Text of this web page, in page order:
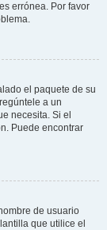
errónea. Por favor
el paquete de su
a un
necesita. Si el
Puede encontrar
de usuario
que utilice el